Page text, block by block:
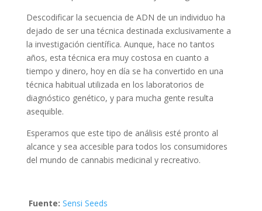
Descodificar la secuencia de ADN de un individuo ha
dejado de ser una técnica destinada exclusivamente a
la investigación científica. Aunque, hace no tantos
años, esta técnica era muy costosa en cuanto a
tiempo y dinero, hoy en día se ha convertido en una
técnica habitual utilizada en los laboratorios de
diagnóstico genético, y para mucha gente resulta
asequible.
Esperamos que este tipo de análisis esté pronto al
alcance y sea accesible para todos los consumidores
del mundo de cannabis medicinal y recreativo.
Fuente: Sensi Seeds